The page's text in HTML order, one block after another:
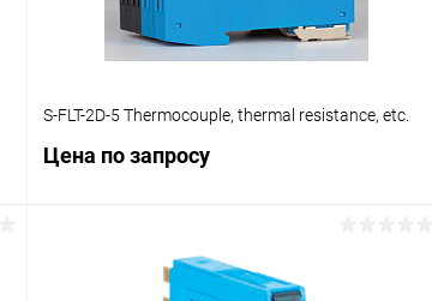
S-FLT-2D-5 Thermocouple, thermal resistance, etc.
Цена по запросу
Запросить цену